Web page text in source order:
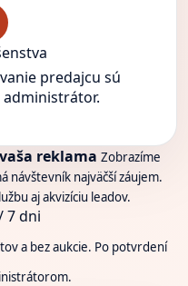
predajcu sú
reklama Zobrazíme
návštevník najväčší záujem.
aj akvizíciu leadov.
7 dni
a bez aukcie. Po potvrdení